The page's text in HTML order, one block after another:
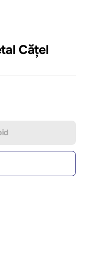
Cățel